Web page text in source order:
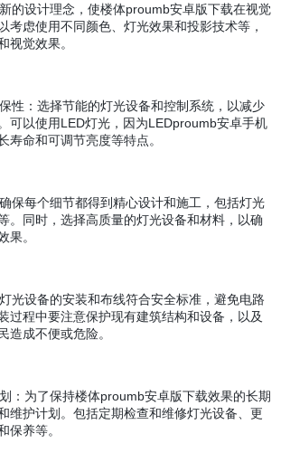
新的设计理念，使楼体proumb安卓版下载在视觉
以考虑使用不同颜色、灯光效果和投影技术等，
觉效果。
：选择节能的灯光设备和控制系统，以减少
可以使用LED灯光，因为LEDproumb安卓手机
寿命和可调节亮度等特点。
保每个细节都得到精心设计和施工，包括灯光
。同时，选择高质量的灯光设备和材料，以确
。
光设备的安装和布线符合安全标准，避免电路
装过程中要注意保护现有建筑结构和设备，以及
成不便或危险。
：为了保持楼体proumb安卓版下载效果的长期
护计划。包括定期检查和维修灯光设备、更
养等。